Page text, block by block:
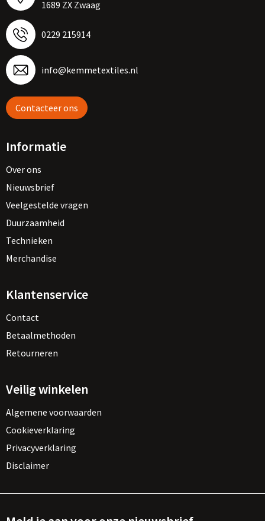
1689 ZX Zwaag
0229 215914
info@kemmetextiles.nl
Contacteer ons
Informatie
Over ons
Nieuwsbrief
Veelgestelde vragen
Duurzaamheid
Technieken
Merchandise
Klantenservice
Contact
Betaalmethoden
Retourneren
Veilig winkelen
Algemene voorwaarden
Cookieverklaring
Privacyverklaring
Disclaimer